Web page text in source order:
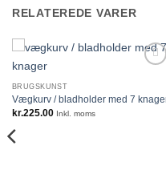
RELATEREDE VARER
BRUGSKUNST
Vægkurv / bladholder med 7
kr.225.00 Inkl. moms